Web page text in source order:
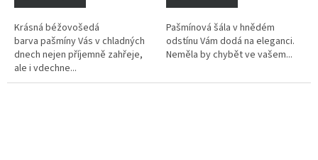
Krásná béžovošedá
barva pašmíny Vás v chladných
dnech nejen příjemně zahřeje,
ale i vdechne...
Pašmínová šála v hnědém
odstínu Vám dodá na eleganci.
Neměla by chybět ve vašem...